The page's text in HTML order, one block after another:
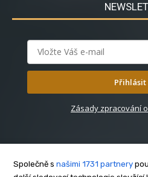
Přihlásit
Zásady zpracování
Společně s našimi 1731 partnery